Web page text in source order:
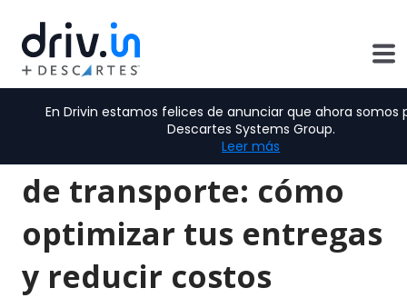
En Drivin estamos felices de anunciar que ahora somos
Descartes Systems Group.
Leer más
Planificador de rutas
de transporte: cómo
optimizar tus entregas
y reducir costos